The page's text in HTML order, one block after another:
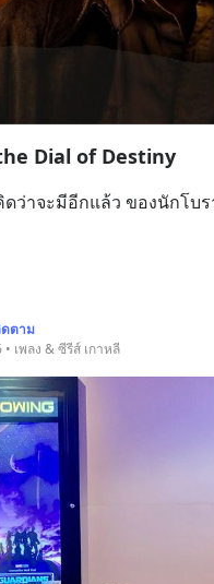
Dial of Destiny
ว่าจะมีอีกแล้ว ของนักโบ
ตาม
เพลง & ซีรีส์ เกาหลี